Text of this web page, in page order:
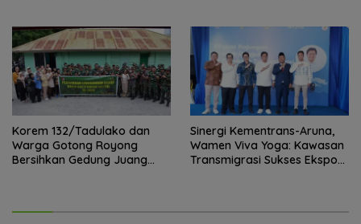
Korem 132/Tadulako dan
Warga Gotong Royong
Bersihkan Gedung Juang
Sinergi Kementrans-Aruna,
Wamen Viva Yoga: Kawasan
Transmigrasi Sukses Ekspor